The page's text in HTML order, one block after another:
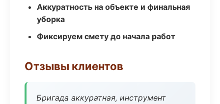
Аккуратность на объекте и финальная
уборка
Фиксируем смету до начала работ
Отзывы клиентов
Бригада аккуратная, инструмент